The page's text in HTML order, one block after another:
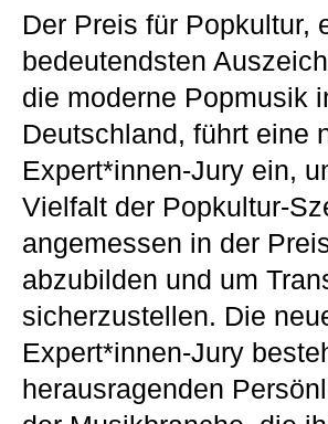
Der Preis für Popkultur,
bedeutendsten
die moderne Popmusik
Deutschland, führt eine
Expert*innen-Jury ein,
Vielfalt der Popkultur-
angemessen in der
abzubilden und um
sicherzustellen. Die
Expert*innen-Jury
herausragenden